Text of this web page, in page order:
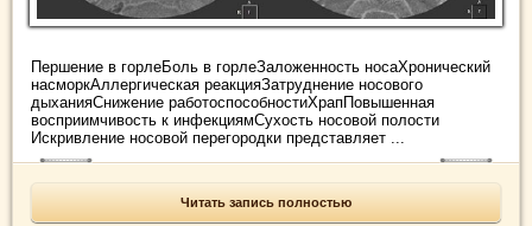
Першение в горлеБоль в горлеЗаложенность носаХронический
насморкАллергическая реакцияЗатруднение носового
дыханияСнижение работоспособностиХрапПовышенная
восприимчивость к инфекциямСухость носовой полости
Искривление носовой перегородки представляет ...
Читать запись полностью